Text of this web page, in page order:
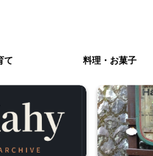
て 料理・お菓子